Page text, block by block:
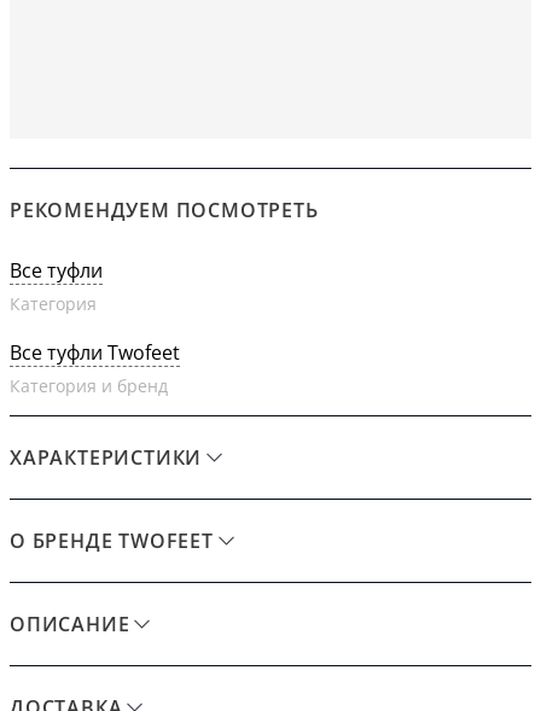
РЕКОМЕНДУЕМ ПОСМОТРЕТЬ
Все туфли
Категория
Все туфли Twofeet
Категория и бренд
ХАРАКТЕРИСТИКИ
О БРЕНДЕ TWOFEET
ОПИСАНИЕ